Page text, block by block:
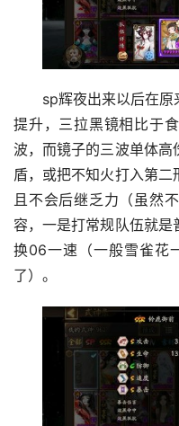
sp辉夜出来以后在原
提升，三拉黑镜相比于
波，而镜子的三波单体高
盾，或把不知火打入第
且不会后继乏力（虽然
容，一是打常规队伍就
换06一速（一般雪雀花
了）。